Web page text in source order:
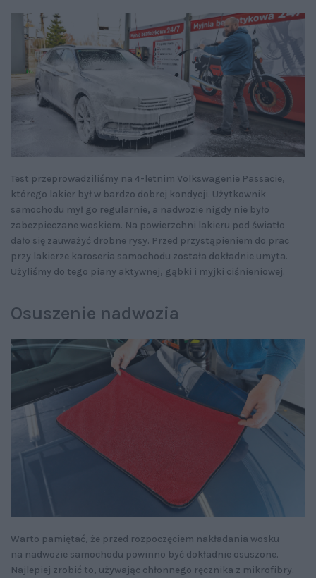
Test przeprowadziliśmy na 4-letnim Volkswagenie Passacie,
którego lakier był w bardzo dobrej kondycji. Użytkownik
samochodu mył go regularnie, a nadwozie nigdy nie było
zabezpieczane woskiem. Na powierzchni lakieru pod światło
dało się zauważyć drobne rysy. Przed przystąpieniem do prac
przy lakierze karoseria samochodu została dokładnie umyta.
Użyliśmy do tego piany aktywnej, gąbki i myjki ciśnieniowej.
Osuszenie nadwozia
Warto pamiętać, że przed rozpoczęciem nakładania wosku
na nadwozie samochodu powinno być dokładnie osuszone.
Najlepiej zrobić to, używając chłonnego ręcznika z mikrofibry.